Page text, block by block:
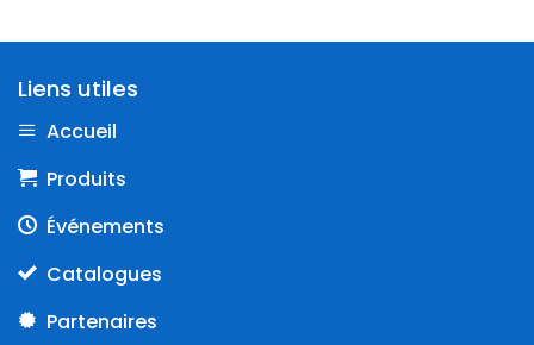
Liens utiles
Accueil
Produits
Événements
Catalogues
Partenaires